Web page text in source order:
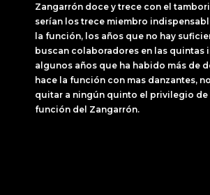
Zangarrón doce y trece con el
serían los trece miembro
la función, los años que no hay
buscan colaboradores en las quintas
algunos años que ha habido más de
hace la función con mas danzantes,
quitar a ningún quinto el privilegio de
función del Zangarrón.